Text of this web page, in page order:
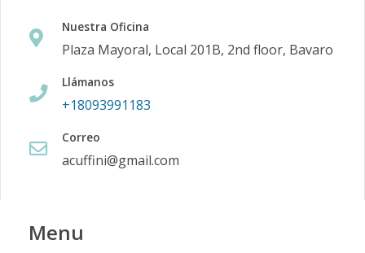
Nuestra Oficina
Plaza Mayoral, Local 201B, 2nd floor, Bavaro
Llámanos
+18093991183
Correo
acuffini@gmail.com
Menu